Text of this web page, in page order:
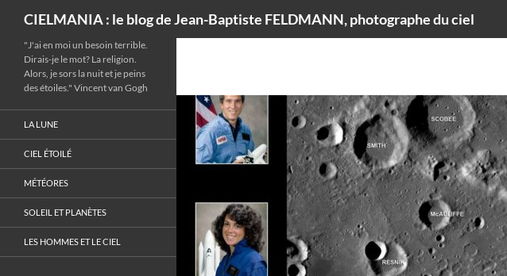
CIELMANIA : le blog de Jean-Baptiste FELDMANN, photographe du ciel
"J'ai en moi un besoin terrible.
Dirais-je le mot? La religion.
Alors, je sors la nuit et je peins
des étoiles." Vincent van Gogh
LA LUNE
CIEL ÉTOILÉ
MÉTÉORES
SOLEIL ET PLANÈTES
LES HOMMES ET LE CIEL